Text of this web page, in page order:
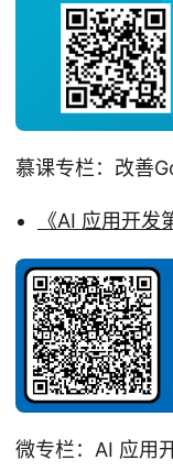
慕课专栏：改善
《AI 应用开发
微专栏：AI 应用